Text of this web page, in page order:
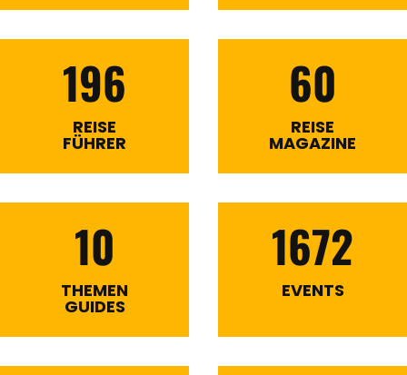
196
REISE
FÜHRER
60
REISE
MAGAZINE
10
THEMEN
GUIDES
1672
EVENTS